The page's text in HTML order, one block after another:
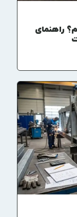
راهنمای